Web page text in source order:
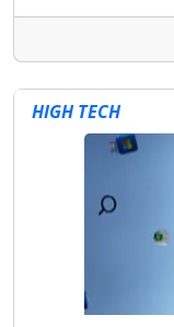
HIGH TECH